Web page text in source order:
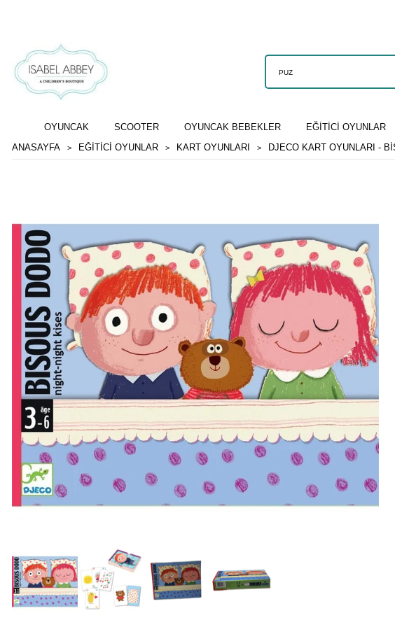
OYUNCAK SCOOTER OYUNCAK BEBEKLER EĞİTİCİ OYUNLAR
ANASAYFA
EĞİTİCİ OYUNLAR KART OYUNLARI DJECO KART OYUNLARI -